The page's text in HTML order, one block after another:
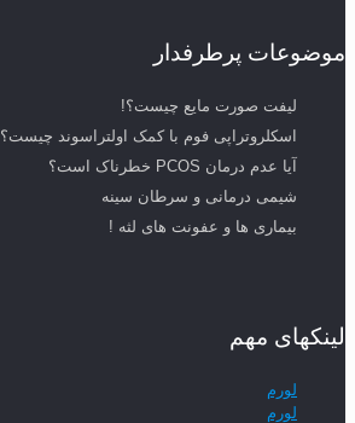
موضوعات پرطرفدار
لیفت صورت مایع چیست؟!
اسکلروتراپی فوم با کمک اولتراسوند چیست؟
آیا عدم درمان PCOS خطرناک است؟
شیمی درمانی و سرطان سینه
بیماری ها و عفونت های لثه !
لینکهای مهم
لورم
لورم